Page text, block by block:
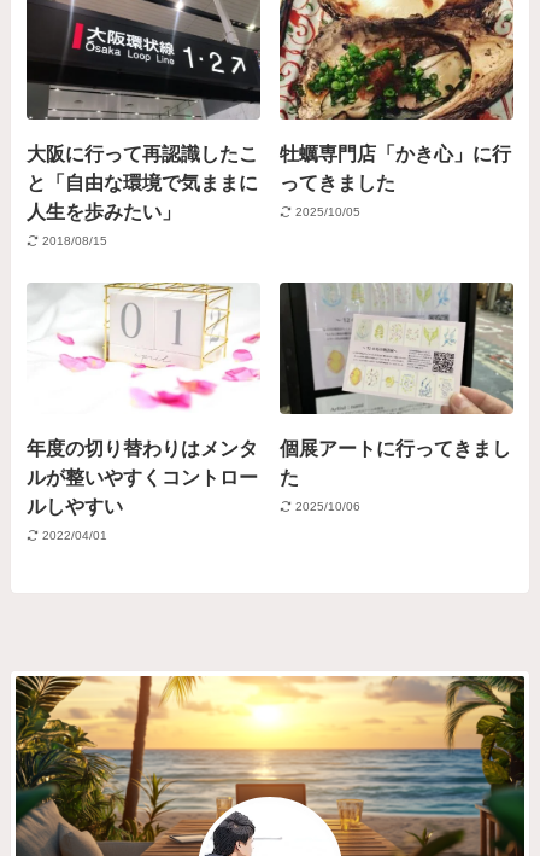
大阪に行って再認識したこ
と「自由な環境で気ままに
人生を歩みたい」
2018/08/15
牡蠣専門店「かき心」に行
ってきました
2025/10/05
年度の切り替わりはメンタ
ルが整いやすくコントロー
ルしやすい
2022/04/01
個展アートに行ってきまし
た
2025/10/06